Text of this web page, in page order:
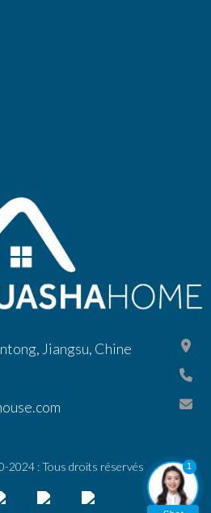
Jiangsu, Chine
2024 : Tous droits réservés 1